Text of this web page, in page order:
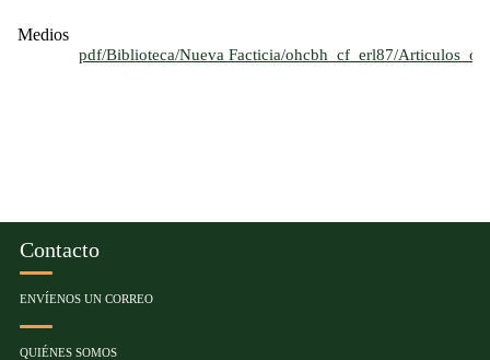
Medios
pdf/Biblioteca/Nueva Facticia/ohcbh_cf_erl87/
Contacto
ENVÍENOS UN CORREO
QUIÉNES SOMOS